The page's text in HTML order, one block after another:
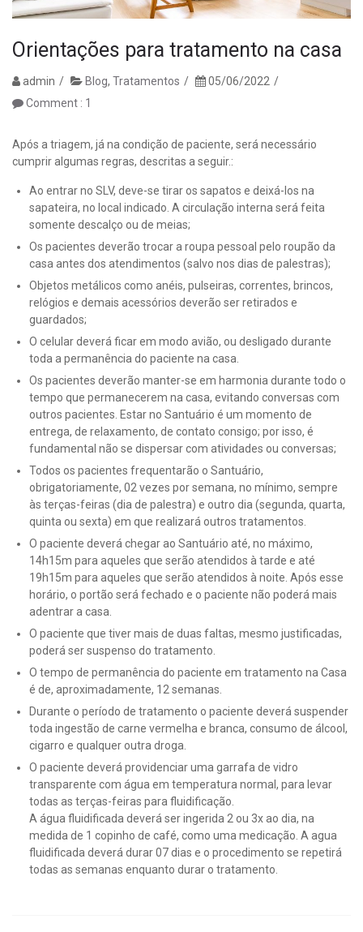
Orientações para tratamento na casa
admin Blog, Tratamentos
05/06/2022
Comment : 1
Após a triagem, já na condição de paciente, será necessário
cumprir algumas regras, descritas a seguir.:
Ao entrar no SLV, deve-se tirar os sapatos e deixá-los na
sapateira, no local indicado. A circulação interna será feita
somente descalço ou de meias;
Os pacientes deverão trocar a roupa pessoal pelo roupão da
casa antes dos atendimentos (salvo nos dias de palestras);
Objetos metálicos como anéis, pulseiras, correntes, brincos,
relógios e demais acessórios deverão ser retirados e
guardados;
O celular deverá ficar em modo avião, ou desligado durante
toda a permanência do paciente na casa.
Os pacientes deverão manter-se em harmonia durante todo o
tempo que permanecerem na casa, evitando conversas com
outros pacientes. Estar no Santuário é um momento de
entrega, de relaxamento, de contato consigo; por isso, é
fundamental não se dispersar com atividades ou conversas;
Todos os pacientes frequentarão o Santuário,
obrigatoriamente, 02 vezes por semana, no mínimo, sempre
às terças-feiras (dia de palestra) e outro dia (segunda, quarta,
quinta ou sexta) em que realizará outros tratamentos.
O paciente deverá chegar ao Santuário até, no máximo,
14h15m para aqueles que serão atendidos à tarde e até
19h15m para aqueles que serão atendidos à noite. Após esse
horário, o portão será fechado e o paciente não poderá mais
adentrar a casa.
O paciente que tiver mais de duas faltas, mesmo justificadas,
poderá ser suspenso do tratamento.
O tempo de permanência do paciente em tratamento na Casa
é de, aproximadamente, 12 semanas.
Durante o período de tratamento o paciente deverá suspender
toda ingestão de carne vermelha e branca, consumo de álcool,
cigarro e qualquer outra droga.
O paciente deverá providenciar uma garrafa de vidro
transparente com água em temperatura normal, para levar
todas as terças-feiras para fluidificação.
A água fluidificada deverá ser ingerida 2 ou 3x ao dia, na
medida de 1 copinho de café, como uma medicação. A agua
fluidificada deverá durar 07 dias e o procedimento se repetirá
todas as semanas enquanto durar o tratamento.